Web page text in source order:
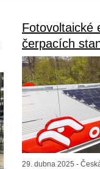
Fotovoltaické
čerpacích
29. dubna 2025 -